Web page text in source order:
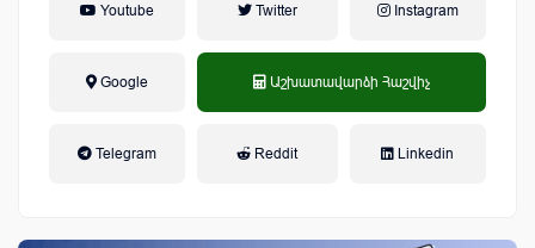
Youtube Twitter Instagram
Google Աշխատավարձի Հաշվիչ
Telegram Reddit Linkedin